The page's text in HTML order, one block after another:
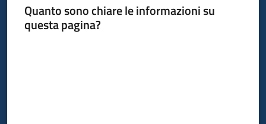
Quanto sono chiare le informazioni su
questa pagina?